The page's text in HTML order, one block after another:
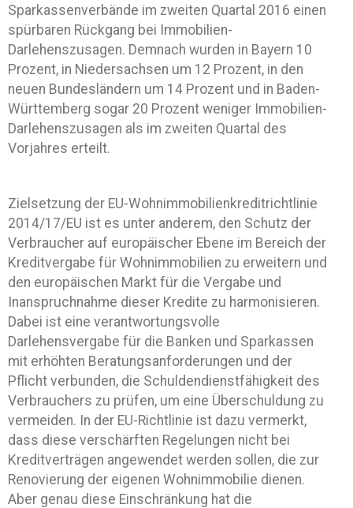
Sparkassenverbände im zweiten Quartal 2016 einen
spürbaren Rückgang bei Immobilien-
Darlehenszusagen. Demnach wurden in Bayern 10
Prozent, in Niedersachsen um 12 Prozent, in den
neuen Bundesländern um 14 Prozent und in Baden-
Württemberg sogar 20 Prozent weniger Immobilien-
Darlehenszusagen als im zweiten Quartal des
Vorjahres erteilt.
Zielsetzung der EU-Wohnimmobilienkreditrichtlinie
2014/17/ЕU ist es unter anderem, den Schutz der
Verbraucher auf europäischer Ebene im Bereich der
Kreditvergabe für Wohnimmobilien zu erweitern und
den europäischen Markt für die Vergabe und
Inanspruchnahme dieser Kredite zu harmonisieren.
Dabei ist eine verantwortungsvolle
Darlehensvergabe für die Banken und Sparkassen
mit erhöhten Beratungsanforderungen und der
Pflicht verbunden, die Schuldendienstfähigkeit des
Verbrauchers zu prüfen, um eine Überschuldung zu
vermeiden. In der EU-Richtlinie ist dazu vermerkt,
dass diese verschärften Regelungen nicht bei
Kreditverträgen angewendet werden sollen, die zur
Renovierung der eigenen Wohnimmobilie dienen.
Aber genau diese Einschränkung hat die